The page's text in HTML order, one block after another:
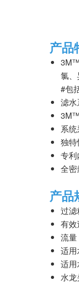
产品
3M™
氯、
#包
滤
3M™
系
独
专
全
产品
过
有
流
适
适
水龙